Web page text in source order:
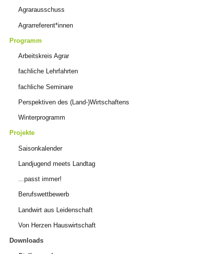
Agrarausschuss
Agrarreferent*innen
Programm
Arbeitskreis Agrar
fachliche Lehrfahrten
fachliche Seminare
Perspektiven des (Land-)Wirtschaftens
Winterprogramm
Projekte
Saisonkalender
Landjugend meets Landtag
...passt immer!
Berufswettbewerb
Landwirt aus Leidenschaft
Von Herzen Hauswirtschaft
Downloads